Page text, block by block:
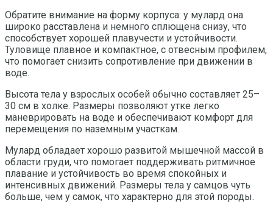
Обратите внимание на форму корпуса: у мулард она
широко расставлена и немного сплющена снизу, что
способствует хорошей плавучести и устойчивости.
Туловище плавное и компактное, с отвесным профилем,
что помогает снизить сопротивление при движении в
воде.
Высота тела у взрослых особей обычно составляет 25–
30 см в холке. Размеры позволяют утке легко
маневрировать на воде и обеспечивают комфорт для
перемещения по наземным участкам.
Мулард обладает хорошо развитой мышечной массой в
области груди, что помогает поддерживать ритмичное
плавание и устойчивость во время спокойных и
интенсивных движений. Размеры тела у самцов чуть
больше, чем у самок, что характерно для этой породы.